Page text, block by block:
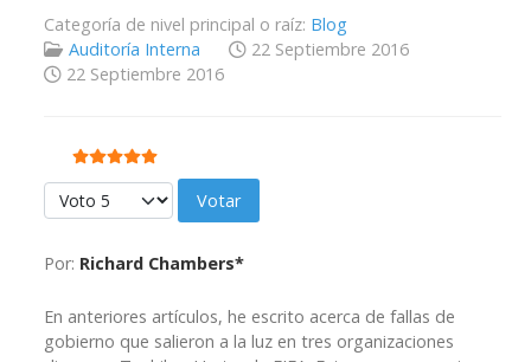
Categoría de nivel principal o raíz: Blog
Auditoría Interna
22 Septiembre 2016
22 Septiembre 2016
Ratio:5/5
Por favor, vote
Por: Richard Chambers*
En anteriores artículos, he escrito acerca de fallas de
gobierno que salieron a la luz en tres organizaciones